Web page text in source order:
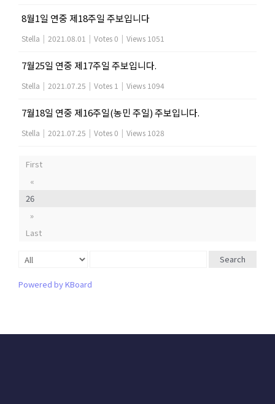
8월1일 연중 제18주일 주보입니다
Stella | 2021.08.01 | Votes 0 | Views 1051
7월25일 연중 제17주일 주보입니다.
Stella | 2021.07.25 | Votes 1 | Views 1094
7월18일 연중 제16주일(농민 주일) 주보입니다.
Stella | 2021.07.25 | Votes 0 | Views 1028
First
«
26
»
Last
Search
Powered by KBoard